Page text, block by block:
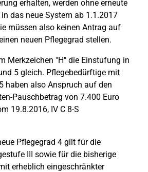
erhalten, werden ohne erneute
das neue System ab 1.1.2017
müssen also keinen Antrag auf
neuen Pflegegrad stellen.
Merkzeichen "H" die Einstufung in
5 gleich. Pflegebedürftige mit
haben also Anspruch auf den
Pauschbetrag von 7.400 Euro
19.8.2016, IV C 8-S
Pflegegrad 4 gilt für die
III sowie für die bisherige
erheblich eingeschränkter